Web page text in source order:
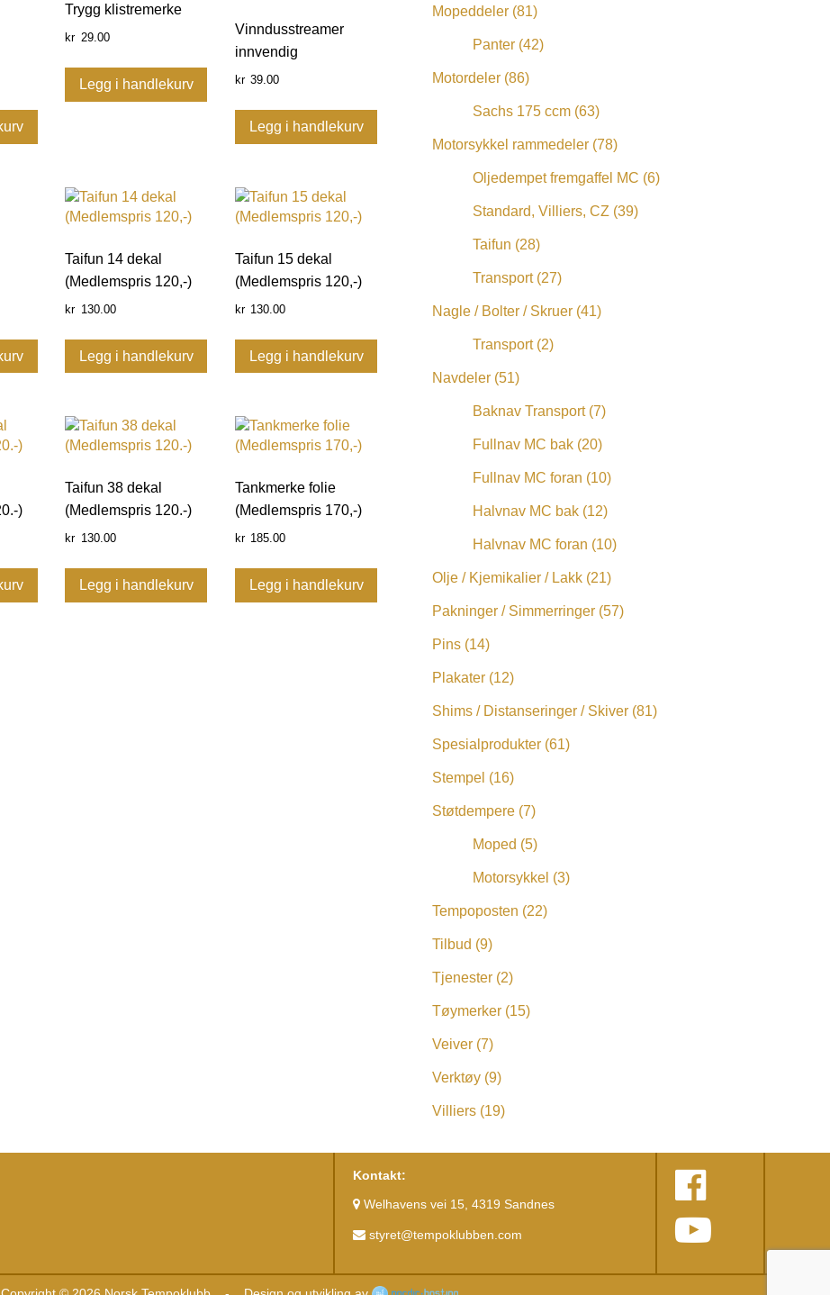
Trygg klistremerke
kr 29.00
Legg i handlekurv
Vinndusstreamer
innvendig
kr 39.00
Legg i handlekurv
Taifun 14 dekal
(Medlemspris 120,-)
kr 130.00
Legg i handlekurv
Taifun 15 dekal
(Medlemspris 120,-)
kr 130.00
Legg i handlekurv
)
Taifun 38 dekal
(Medlemspris 120.-)
kr 130.00
Legg i handlekurv
Tankmerke folie
(Medlemspris 170,-)
kr 185.00
Legg i handlekurv
Mopeddeler (81)
Panter (42)
Motordeler (86)
Sachs 175 ccm (63)
Motorsykkel rammedeler (78)
Oljedempet fremgaffel MC (6)
Standard, Villiers, CZ (39)
Taifun (28)
Transport (27)
Nagle / Bolter / Skruer (41)
Transport (2)
Navdeler (51)
Baknav Transport (7)
Fullnav MC bak (20)
Fullnav MC foran (10)
Halvnav MC bak (12)
Halvnav MC foran (10)
Olje / Kjemikalier / Lakk (21)
Pakninger / Simmerringer (57)
Pins (14)
Plakater (12)
Shims / Distanseringer / Skiver (81)
Spesialprodukter (61)
Stempel (16)
Støtdempere (7)
Moped (5)
Motorsykkel (3)
Tempoposten (22)
Tilbud (9)
Tjenester (2)
Tøymerker (15)
Veiver (7)
Verktøy (9)
Villiers (19)
Kontakt:
Welhavens vei 15, 4319 Sandnes
styret@tempoklubben.com